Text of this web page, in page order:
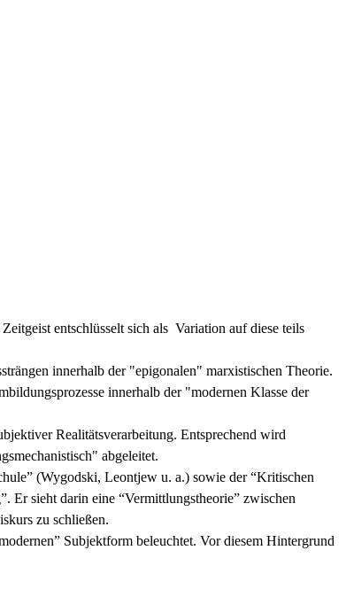
entschlüsselt sich als Variation auf diese teils
innerhalb der "epigonalen" marxistischen Theorie.
innerhalb der "modernen Klasse der
Realitätsverarbeitung. Entsprechend wird
abgeleitet.
(Wygodski, Leontjew u. a.) sowie der “Kritischen
Er sieht darin eine “Vermittlungstheorie” zwischen
zu schließen.
Subjektform beleuchtet. Vor diesem Hintergrund